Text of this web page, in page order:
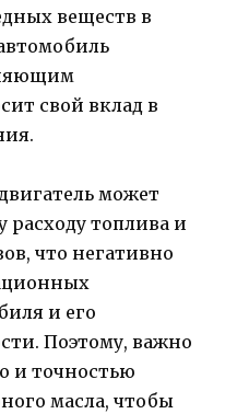
веществ в
свой вклад в
может
топлива и
что негативно
и его
Поэтому, важно
и точностью
масла, чтобы